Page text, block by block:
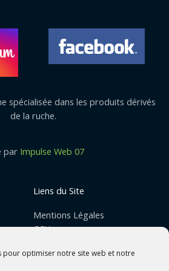
pour optimiser notre site web et notre
spécialisée dans les produits dérivés
de la ruche.
par Impulse Web 07
Liens du Site
Mentions Légales
CGV
Code Promo